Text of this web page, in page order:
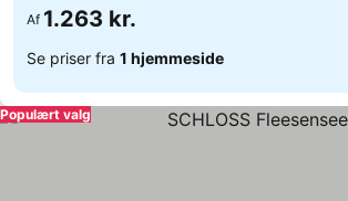
Af 1.263 kr.
Se priser fra 1 hjemmeside
Populært valg